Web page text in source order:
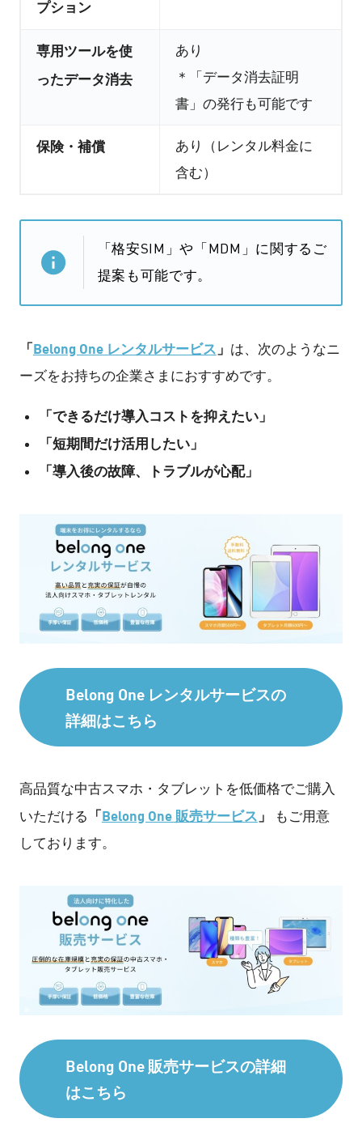
プション
専用ツールを使
ったデータ消去
あり
＊「データ消去証明
書」の発行も可能です
保険・補償
あり（レンタル料金に
含む）
「格安SIM」や「MDM」に関するご
提案も可能です。
「Belong One レンタルサービス 」 は、次のようなニ
ーズをお持ちの企業さまにおすすめです。
「できるだけ導入コストを抑えたい」
「短期間だけ活用したい」
「導入後の故障、トラブルが心配」
Belong One レンタルサービスの
詳細はこちら
高品質な中古スマホ・タブレットを低価格でご購入
いただける 「Belong One 販売サービス 」
もご用意
しております。
Belong One 販売サービスの詳細
はこちら